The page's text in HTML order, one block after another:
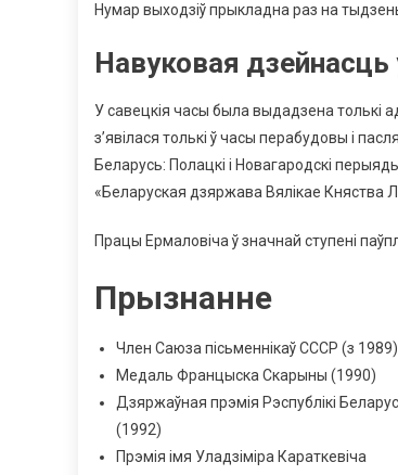
Нумар выходзіў прыкладна раз на
Навуковая дзейнасць
У савецкія часы была выдадзена толькі
з’явілася толькі ў часы перабудовы і
Беларусь: Полацкі і Новагародскі
«Беларуская дзяржава Вялікае Княства
Працы Ермаловіча ў значнай ступені
Прызнанне
Член Саюза пісьменнікаў СССР (з 1989)
Медаль Францыска Скарыны (1990)
Дзяржаўная прэмія Рэспублікі
(1992)
Прэмія імя Уладзіміра Караткевіча